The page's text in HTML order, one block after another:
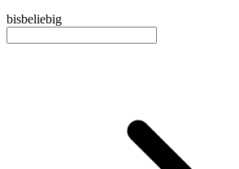
bisbeliebig